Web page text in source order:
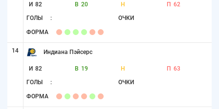
И 82 В 20 Н П 62
ГОЛЫ : ОЧКИ
ФОРМА
14 Индиана Пэйсерс
И 82 В 19 Н П 63
ГОЛЫ : ОЧКИ
ФОРМА